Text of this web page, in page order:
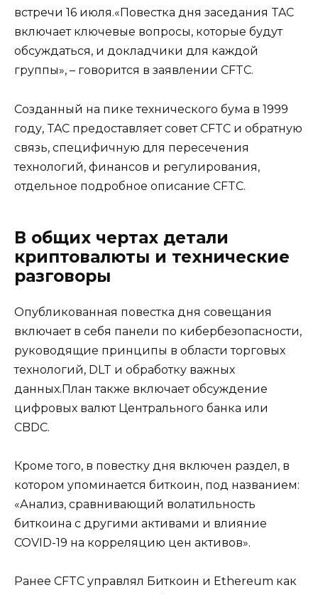
встречи 16 июля.«Повестка дня заседания TAC
включает ключевые вопросы, которые будут
обсуждаться, и докладчики для каждой
группы», – говорится в заявлении CFTC.
Созданный на пике технического бума в 1999
году, TAC предоставляет совет CFTC и обратную
связь, специфичную для пересечения
технологий, финансов и регулирования,
отдельное подробное описание CFTC.
В общих чертах детали
криптовалюты и технические
разговоры
Опубликованная повестка дня совещания
включает в себя панели по кибербезопасности,
руководящие принципы в области торговых
технологий, DLT и обработку важных
данных.План также включает обсуждение
цифровых валют Центрального банка или
CBDC.
Кроме того, в повестку дня включен раздел, в
котором упоминается биткоин, под названием:
«Анализ, сравнивающий волатильность
биткоина с другими активами и влияние
COVID-19 на корреляцию цен активов».
Ранее CFTC управлял Биткоин и Ethereum как